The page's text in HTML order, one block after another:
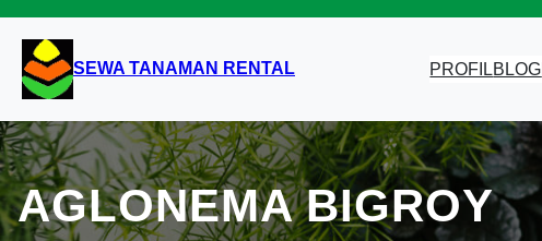
konten
SEWA TANAMAN RENTAL PROFILBLOG
AGLONEMA BIGROY